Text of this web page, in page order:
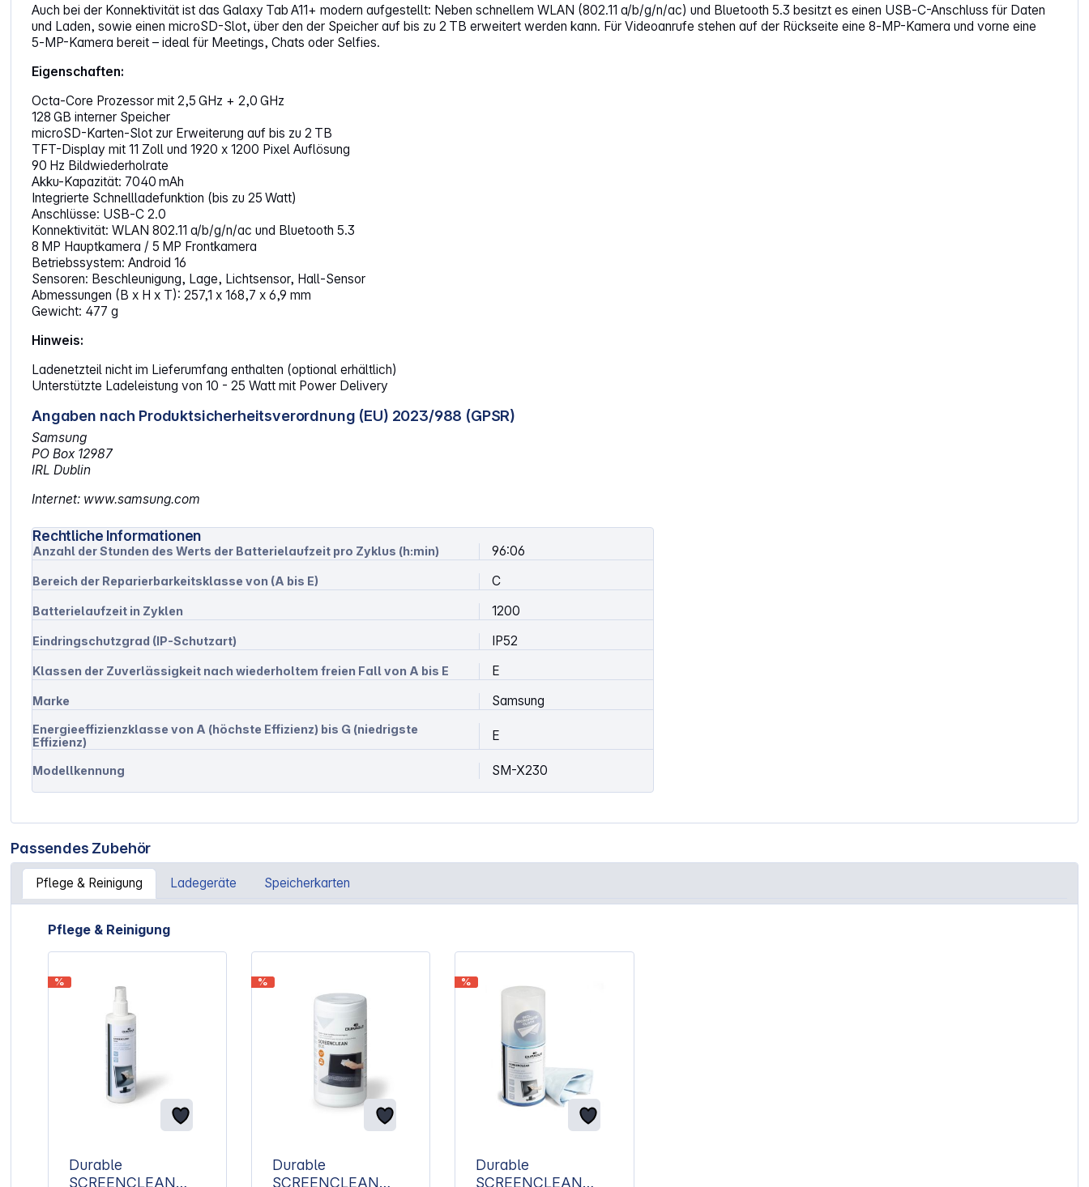
Auch bei der Konnektivität ist das Galaxy Tab A11+ modern aufgestellt: Neben schnellem WLAN (802.11 a/b/g/n/ac) und Bluetooth 5.3 besitzt es einen USB‑C-Anschluss für Daten
und Laden, sowie einen microSD-Slot, über den der Speicher auf bis zu 2 TB erweitert werden kann. Für Videoanrufe stehen auf der Rückseite eine 8‑MP-Kamera und vorne eine
5‑MP-Kamera bereit – ideal für Meetings, Chats oder Selfies.
Eigenschaften:
Octa‑Core Prozessor mit 2,5 GHz + 2,0 GHz
128 GB interner Speicher
microSD-Karten-Slot zur Erweiterung auf bis zu 2 TB
TFT-Display mit 11 Zoll und 1920 x 1200 Pixel Auflösung
90 Hz Bildwiederholrate
Akku-Kapazität: 7040 mAh
Integrierte Schnellladefunktion (bis zu 25 Watt)
Anschlüsse: USB‑C 2.0
Konnektivität: WLAN 802.11 a/b/g/n/ac und Bluetooth 5.3
8 MP Hauptkamera / 5 MP Frontkamera
Betriebssystem: Android 16
Sensoren: Beschleunigung, Lage, Lichtsensor, Hall-Sensor
Abmessungen (B x H x T): 257,1 x 168,7 x 6,9 mm
Gewicht: 477 g
Hinweis:
Ladenetzteil nicht im Lieferumfang enthalten (optional erhältlich)
Unterstützte Ladeleistung von 10 - 25 Watt mit Power Delivery
Angaben nach Produktsicherheitsverordnung (EU) 2023/988 (GPSR)
Samsung
PO Box 12987
IRL Dublin
Internet: www.samsung.com
Rechtliche Informationen
Anzahl der Stunden des Werts der Batterielaufzeit pro Zyklus (h:min) 96:06
Bereich der Reparierbarkeitsklasse von (A bis E) C
Batterielaufzeit in Zyklen 1200
Eindringschutzgrad (IP-Schutzart) IP52
Klassen der Zuverlässigkeit nach wiederholtem freien Fall von A bis E E
Marke Samsung
Energieeffizienzklasse von A (höchste Effizienz) bis G (niedrigste
Effizienz)
E
Modellkennung SM-X230
Passendes Zubehör
Pflege & Reinigung Ladegeräte Speicherkarten
Artikelgalerie überspringen
Pflege & Reinigung
%
Durable
SCREENCLEAN
%
Durable
SCREENCLEAN
%
Durable
SCREENCLEAN